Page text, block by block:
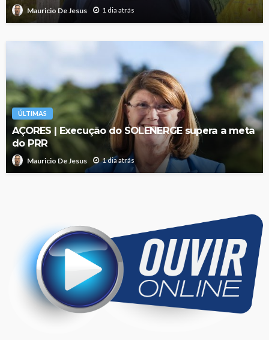
Mauricio De Jesus 1 dia atrás
ÚLTIMAS
AÇORES | Execução do SOLENERGE supera a meta
do PRR
Mauricio De Jesus 1 dia atrás